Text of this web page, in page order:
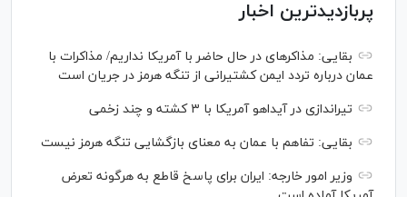
پربازدیدترین اخبار
بقایی: مذاکره‎ای در حال حاضر با آمریکا نداریم/ مذاکرات با
عمان درباره تردد ایمن کشتیرانی از تنگه هرمز در جریان است
تیراندازی در آیداهو آمریکا با ۳ کشته و چند زخمی
بقایی: تفاهم با عمان به معنای بازگشایی تنگه هرمز نیست
وزیر امور خارجه: ایران برای پاسخ قاطع به هرگونه تعرض